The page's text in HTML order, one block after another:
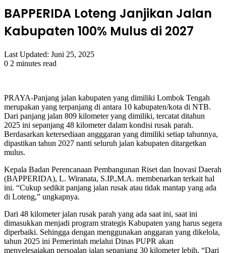
BAPPERIDA Loteng Janjikan Jalan
Kabupaten 100% Mulus di 2027
Last Updated: Juni 25, 2025
0 2 minutes read
PRAYA-Panjang jalan kabupaten yang dimiliki Lombok Tengah
merupakan yang terpanjang di antara 10 kabupaten/kota di NTB.
Dari panjang jalan 809 kilometer yang dimiliki, tercatat ditahun
2025 ini sepanjang 48 kilometer dalam kondisi rusak parah.
Berdasarkan ketersediaan angggaran yang dimiliki setiap tahunnya,
dipastikan tahun 2027 nanti seluruh jalan kabupaten ditargetkan
mulus.
Kepala Badan Perencanaan Pembangunan Riset dan Inovasi Daerah
(BAPPERIDA), L. Wiranata, S.IP.,M.A. membenarkan terkait hal
ini. “Cukup sedikit panjang jalan rusak atau tidak mantap yang ada
di Loteng,” ungkapnya.
Dari 48 kilometer jalan rusak parah yang ada saat ini, saat ini
dimasukkan menjadi program strategis Kabupaten yang harus segera
diperbaiki. Sehingga dengan menggunakan anggaran yang dikelola,
tahun 2025 ini Pemerintah melalui Dinas PUPR akan
menyelesaiakan persoalan jalan sepanjang 30 kilometer lebih. “Dari